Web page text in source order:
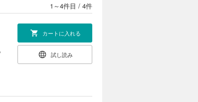
1～4件目 / 4件
カートに入れる
試し読み